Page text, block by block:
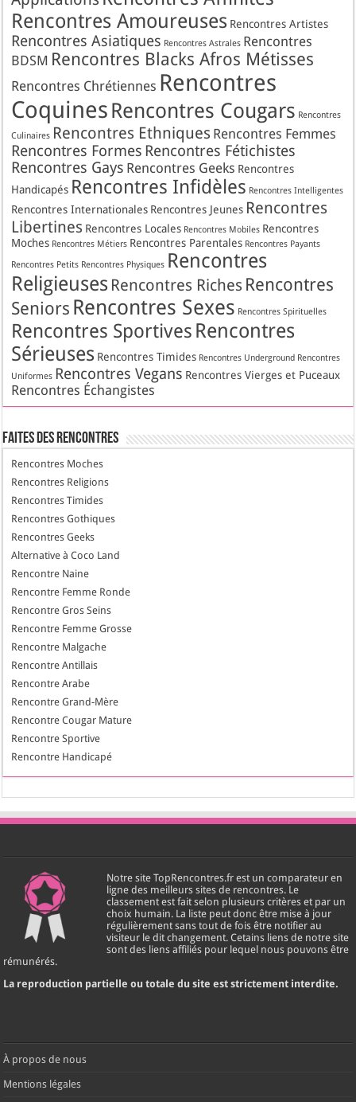
Rencontres Amoureuses Rencontres Artistes
Rencontres Asiatiques Rencontres Astrales Rencontres
BDSM Rencontres Blacks Afros Métisses
Rencontres Chrétiennes Rencontres
Coquines Rencontres Cougars Rencontres
Culinaires Rencontres Ethniques Rencontres Femmes
Rencontres Formes Rencontres Fétichistes
Rencontres Gays Rencontres Geeks Rencontres
Handicapés Rencontres Infidèles Rencontres Intelligentes
Rencontres Internationales Rencontres Jeunes Rencontres
Libertines Rencontres Locales Rencontres Mobiles Rencontres
Moches Rencontres Métiers Rencontres Parentales Rencontres Payants
Rencontres Petits Rencontres Physiques Rencontres
Religieuses Rencontres Riches Rencontres
Seniors Rencontres Sexes Rencontres Spirituelles
Rencontres Sportives Rencontres
Sérieuses Rencontres Timides Rencontres Underground Rencontres
Uniformes Rencontres Vegans Rencontres Vierges et Puceaux
Rencontres Échangistes
Faites des Rencontres
Rencontres Moches
Rencontres Religions
Rencontres Timides
Rencontres Gothiques
Rencontres Geeks
Alternative à Coco Land
Rencontre Naine
Rencontre Femme Ronde
Rencontre Gros Seins
Rencontre Femme Grosse
Rencontre Malgache
Rencontre Antillais
Rencontre Arabe
Rencontre Grand-Mère
Rencontre Cougar Mature
Rencontre Sportive
Rencontre Handicapé
Notre site TopRencontres.fr est un comparateur en
ligne des meilleurs sites de rencontres. Le
classement est fait selon plusieurs critères et par un
choix humain. La liste peut donc être mise à jour
régulièrement sans tout de fois être notifier au
visiteur le dit changement. Cetains liens de notre site
sont des liens affiliés pour lequel nous pouvons être
rémunérés.
La reproduction partielle ou totale du site est strictement interdite.
À propos de nous
Mentions légales